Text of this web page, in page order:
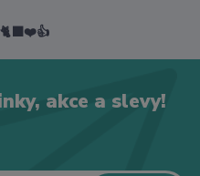
akce a slevy!